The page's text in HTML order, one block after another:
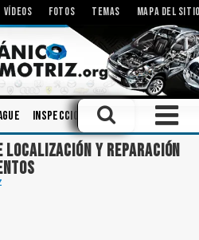
VÍDEOS FOTOS TEMAS MAPA DEL
Inspecciones Talleres
LOCALIZACIÓN Y REPARACIÓN